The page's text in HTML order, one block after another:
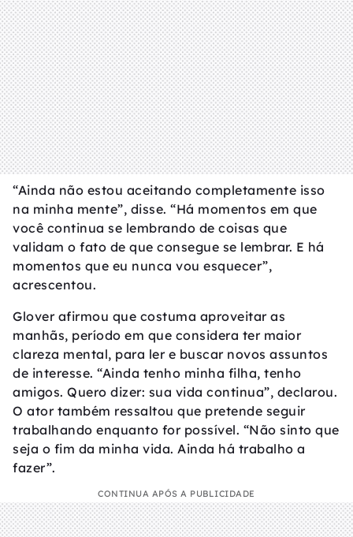
“Ainda não estou aceitando completamente isso
na minha mente”, disse. “Há momentos em que
você continua se lembrando de coisas que
validam o fato de que consegue se lembrar. E há
momentos que eu nunca vou esquecer”,
acrescentou.
Glover afirmou que costuma aproveitar as
manhãs, período em que considera ter maior
clareza mental, para ler e buscar novos assuntos
de interesse. “Ainda tenho minha filha, tenho
amigos. Quero dizer: sua vida continua”, declarou.
O ator também ressaltou que pretende seguir
trabalhando enquanto for possível. “Não sinto que
seja o fim da minha vida. Ainda há trabalho a
fazer”.
CONTINUA APÓS A PUBLICIDADE